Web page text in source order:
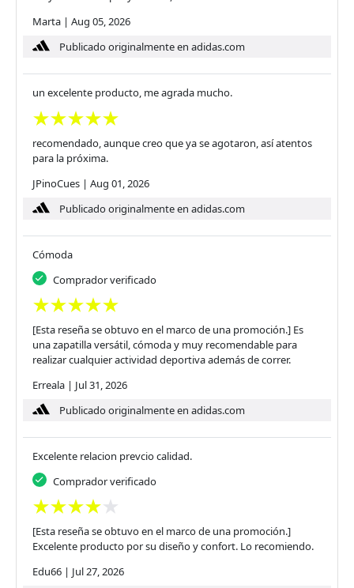
Marta | Aug 05, 2026
Publicado originalmente en adidas.com
un excelente producto, me agrada mucho.
recomendado, aunque creo que ya se agotaron, así atentos
para la próxima.
JPinoCues | Aug 01, 2026
Publicado originalmente en adidas.com
Cómoda
Comprador verificado
[Esta reseña se obtuvo en el marco de una promoción.] Es
una zapatilla versátil, cómoda y muy recomendable para
realizar cualquier actividad deportiva además de correr.
Erreala | Jul 31, 2026
Publicado originalmente en adidas.com
Excelente relacion prevcio calidad.
Comprador verificado
[Esta reseña se obtuvo en el marco de una promoción.]
Excelente producto por su diseño y confort. Lo recomiendo.
Edu66 | Jul 27, 2026